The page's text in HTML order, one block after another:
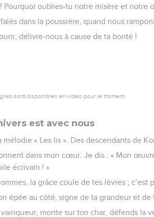
Pourquoi oublies-tu notre misère et notre
dans la poussière, quand nous
délivre-nous à cause de ta bonté !
sont disponibles en vidéo pour le moment.
est avec nous
« Les lis ». Des descendants de
dans mon cœur. Je dis : « Mon
écrivain ! »
la grâce coule de tes lèvres ; c’est
épée au côté, signe de ta grandeur et de
monte sur ton char, défends la